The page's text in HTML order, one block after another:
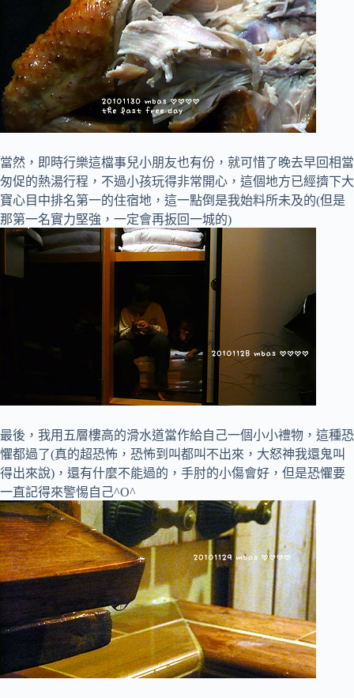
當然，即時行樂這檔事兒小朋友也有份，就可惜了晚去早回相當
匆促的熱湯行程，不過小孩玩得非常開心，這個地方已經擠下大
寶心目中排名第一的住宿地，這一點倒是我始料所未及的(但是
那第一名實力堅強，一定會再扳回一城的)
最後，我用五層樓高的滑水道當作給自己一個小小禮物，這種恐
懼都過了(真的超恐怖，恐怖到叫都叫不出來，大怒神我還鬼叫
得出來說)，還有什麼不能過的，手肘的小傷會好，但是恐懼要
一直記得來警惕自己^O^